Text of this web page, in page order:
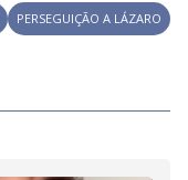
PERSEGUIÇÃO A LÁZARO